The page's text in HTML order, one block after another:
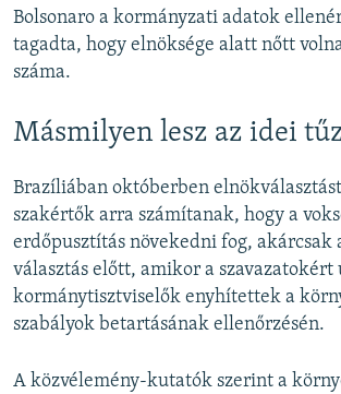
Bolsonaro a kormányzati adatok
tagadta, hogy elnöksége alatt nőtt
száma.
Másmilyen lesz az idei
Brazíliában októberben
szakértők arra számítanak, hogy a
erdőpusztítás növekedni fog, akárcsak
választás előtt, amikor a szavazatokért
kormánytisztviselők enyhítettek a
szabályok betartásának ellenőrzésén.
A közvélemény-kutatók szerint a